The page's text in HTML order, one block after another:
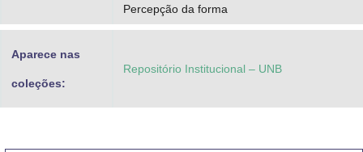
Percepção da forma
Aparece nas
coleções:
Repositório Institucional – UNB